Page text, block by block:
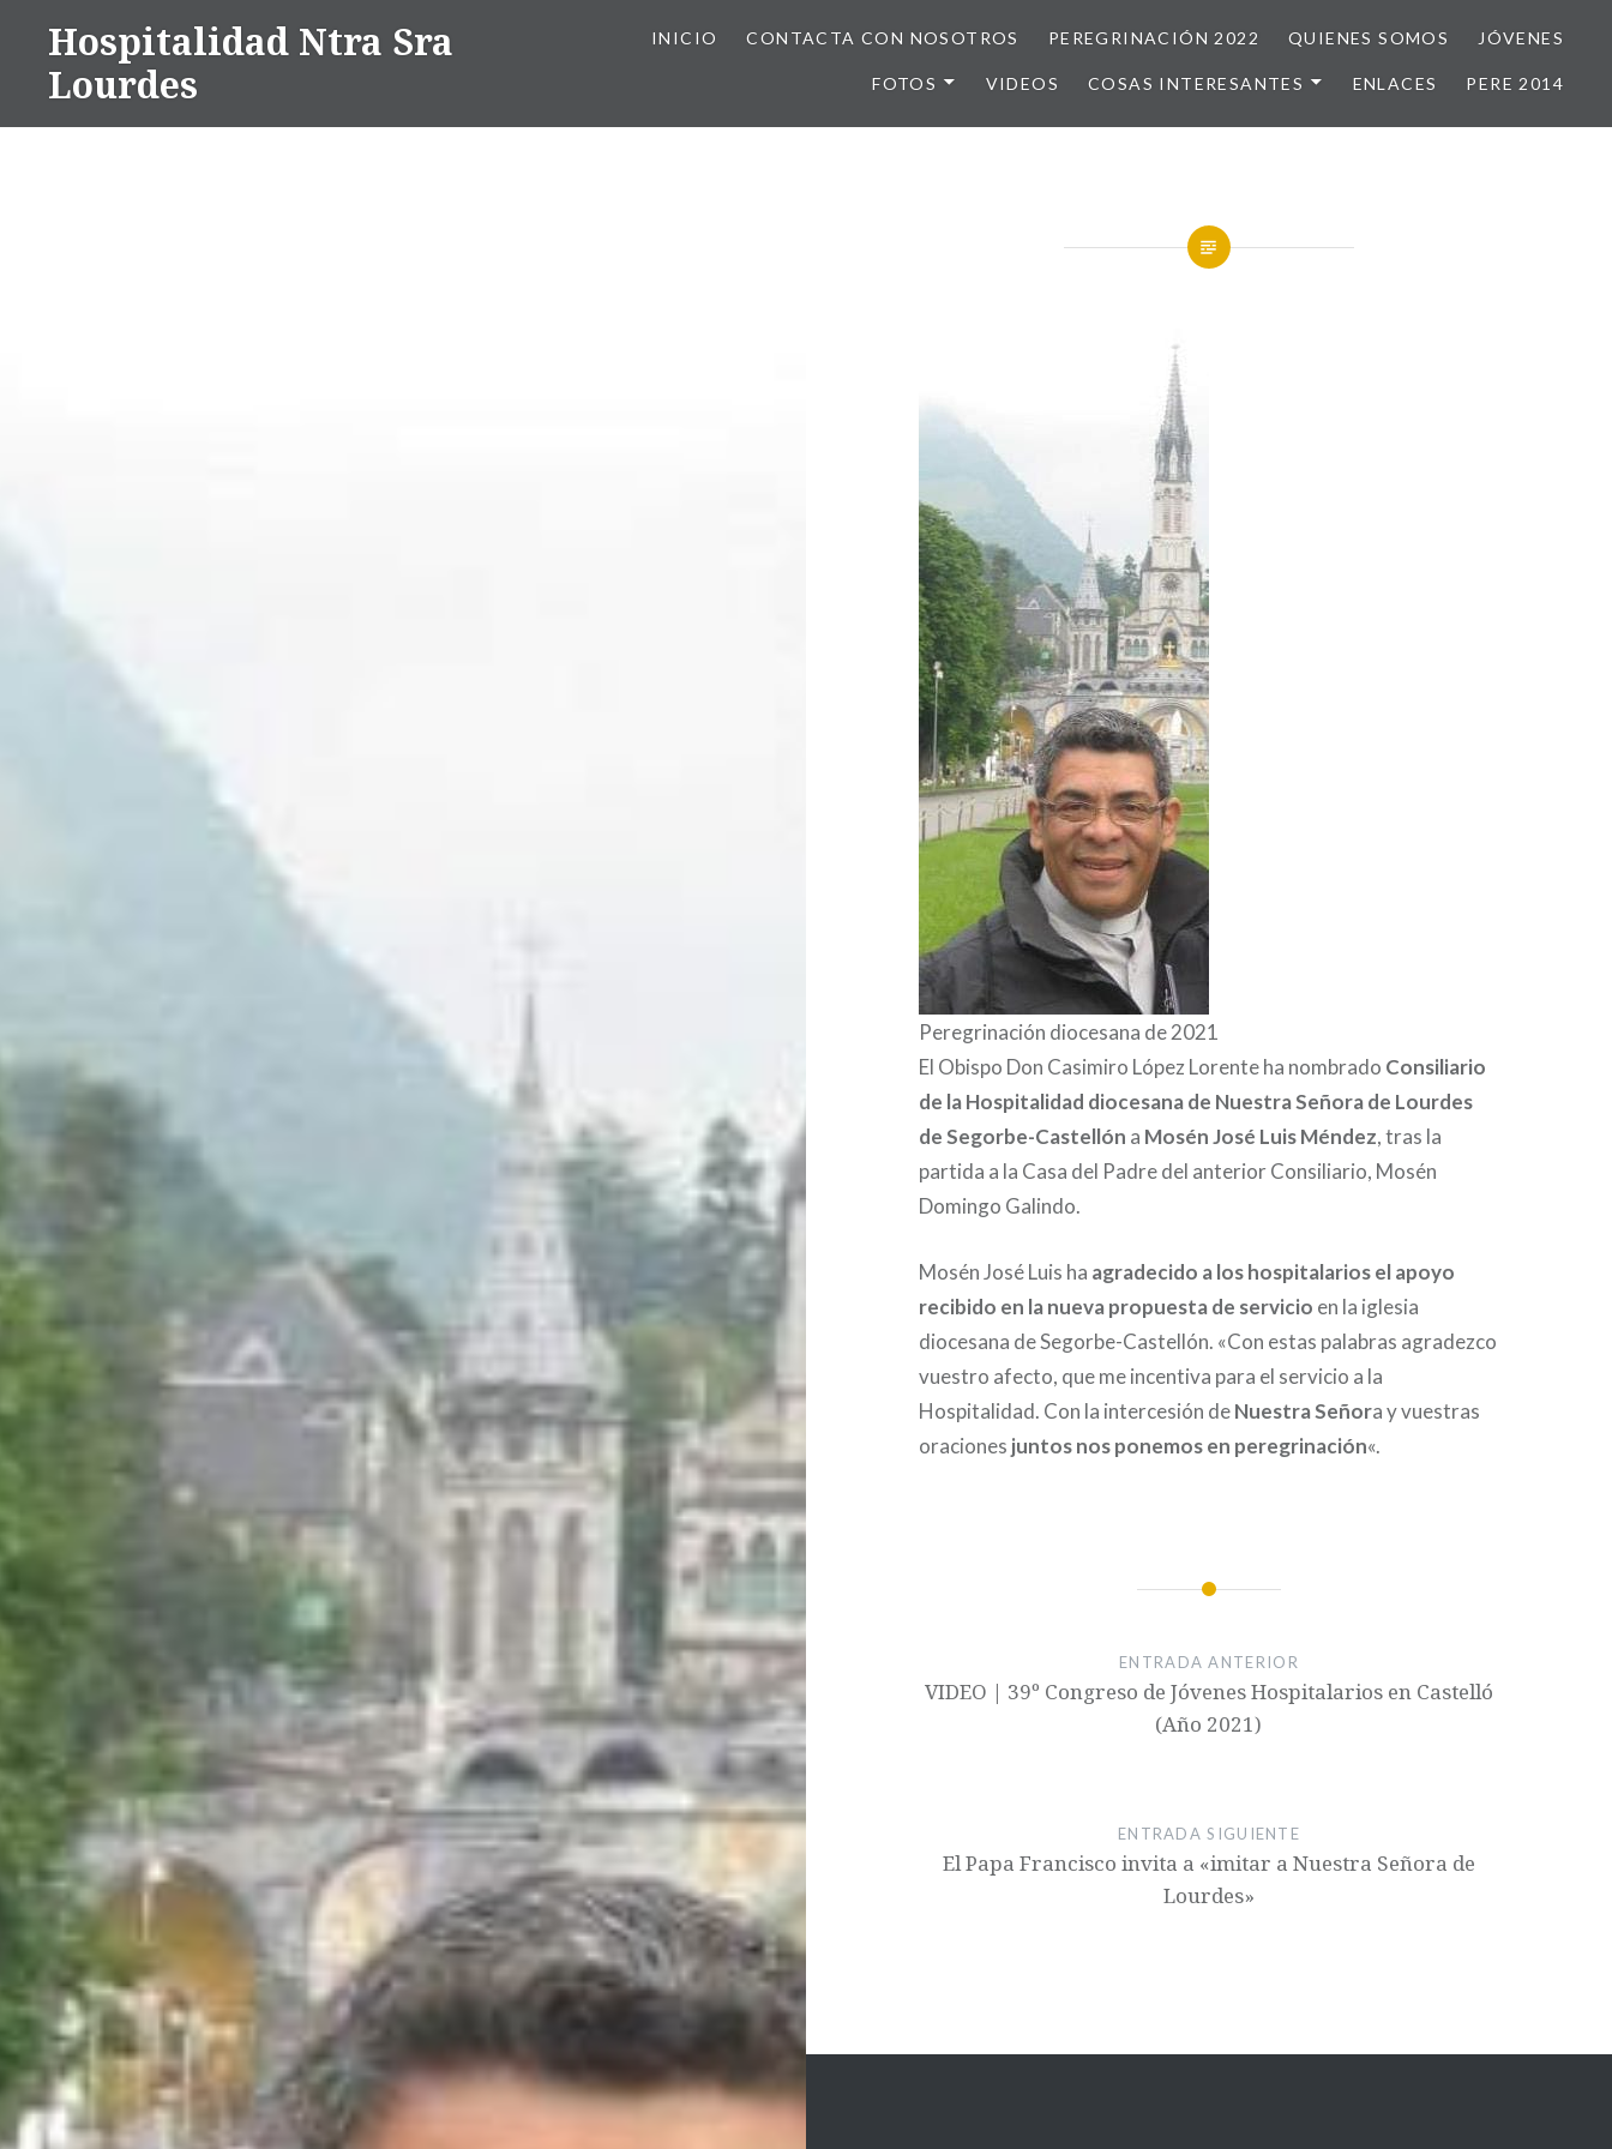
contenido
Hospitalidad Ntra Sra
Lourdes
INICIO CONTACTA CON NOSOTROS PEREGRINACIÓN 2022 QUIENES SOMOS JÓVENES
FOTOS VIDEOS COSAS INTERESANTES ENLACES PERE 2014
Peregrinación diocesana de 2021
El Obispo Don Casimiro López Lorente ha nombrado Consiliario
de la Hospitalidad diocesana de Nuestra Señora de Lourdes
de Segorbe-Castellón a Mosén José Luis Méndez, tras la
partida a la Casa del Padre del anterior Consiliario, Mosén
Domingo Galindo.
Mosén José Luis ha agradecido a los hospitalarios el apoyo
recibido en la nueva propuesta de servicio en la iglesia
diocesana de Segorbe-Castellón. «Con estas palabras agradezco
vuestro afecto, que me incentiva para el servicio a la
Hospitalidad. Con la intercesión deNuestra Señora y vuestras
oraciones juntos nos ponemos en peregrinación«.
Navegación
de
entradas
ENTRADA ANTERIOR
VIDEO | 39º Congreso de Jóvenes Hospitalarios en Castelló
(Año 2021)
ENTRADA SIGUIENTE
El Papa Francisco invita a «imitar a Nuestra Señora de
Lourdes»